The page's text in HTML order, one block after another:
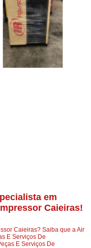
em
Caieiras!
Caieiras? Saiba que a Air
E Serviços De
E Serviços De